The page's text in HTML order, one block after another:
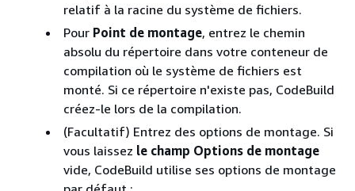
relatif à la racine du système de fichiers.
Pour Point de montage, entrez le chemin
absolu du répertoire dans votre conteneur de
compilation où le système de fichiers est
monté. Si ce répertoire n'existe pas, CodeBuild
créez-le lors de la compilation.
(Facultatif) Entrez des options de montage. Si
vous laissez le champ Options de montage
vide, CodeBuild utilise ses options de montage